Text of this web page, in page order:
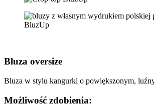
Bluza oversize
Bluza w stylu kangurki o powiększonym,
Możliwość zdobienia: